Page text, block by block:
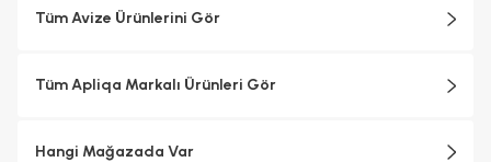
aydınlatabilirsiniz. Ürünlerimiz, kuruluma hazır demonte olarak
ürünlerinden kaçınılması ürünün ömrünü uzatır. Ürünümüz 2 yıl
Tüm Avize Ürünlerini Gör
Tüm Apliqa Markalı Ürünleri Gör
Hangi Mağazada Var